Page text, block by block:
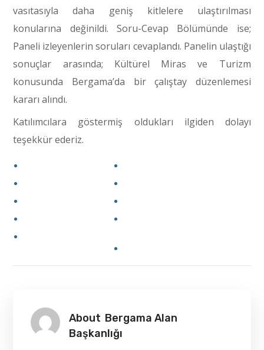
vasıtasıyla daha geniş kitlelere ulaştırılması
konularına değinildi. Soru-Cevap Bölümünde ise;
Paneli izleyenlerin soruları cevaplandı. Panelin ulaştığı
sonuçlar arasında; Kültürel Miras ve Turizm
konusunda Bergama’da bir çalıştay düzenlemesi
kararı alındı.
Katılımcılara göstermiş oldukları ilgiden dolayı
teşekkür ederiz.
About Bergama Alan
Başkanlığı